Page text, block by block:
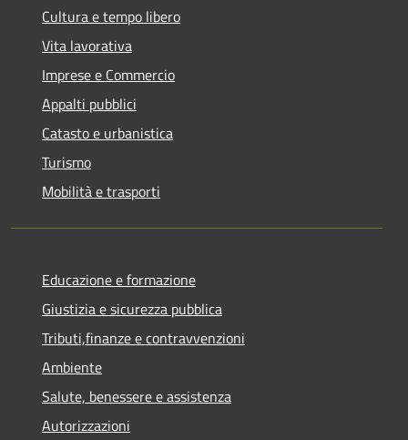
Cultura e tempo libero
Vita lavorativa
Imprese e Commercio
Appalti pubblici
Catasto e urbanistica
Turismo
Mobilità e trasporti
Educazione e formazione
Giustizia e sicurezza pubblica
Tributi,finanze e contravvenzioni
Ambiente
Salute, benessere e assistenza
Autorizzazioni